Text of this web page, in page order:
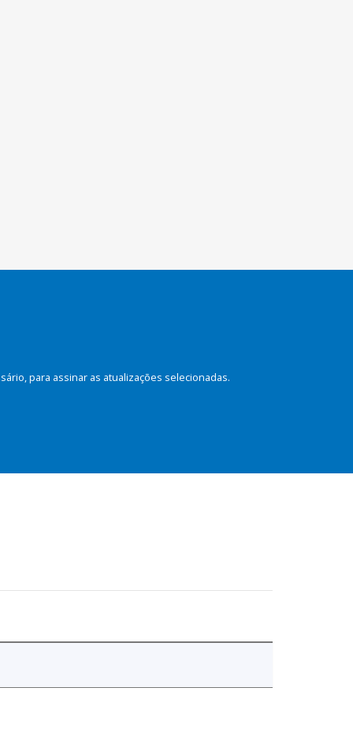
para assinar as atualizações selecionadas.